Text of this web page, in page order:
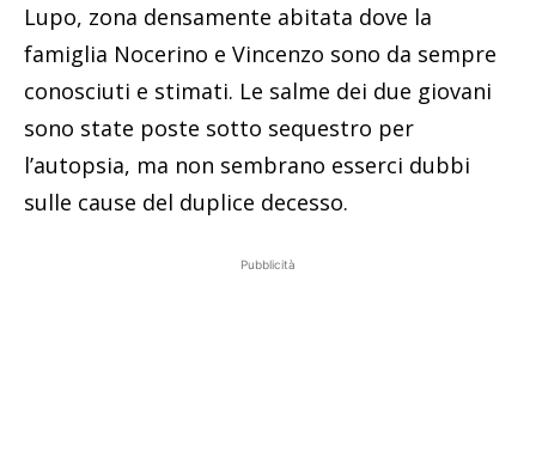
Lupo, zona densamente abitata dove la
famiglia Nocerino e Vincenzo sono da sempre
conosciuti e stimati. Le salme dei due giovani
sono state poste sotto sequestro per
l’autopsia, ma non sembrano esserci dubbi
sulle cause del duplice decesso.
Pubblicità